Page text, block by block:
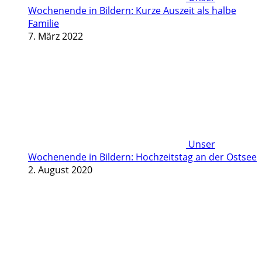
Wochenende in Bildern: Kurze Auszeit als halbe
Familie
7. März 2022
Unser
Wochenende in Bildern: Hochzeitstag an der Ostsee
2. August 2020